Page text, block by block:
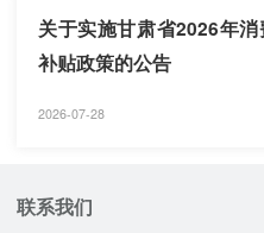
关于实施甘肃省2026年
补贴政策的公告
2026-07-28
联系我们